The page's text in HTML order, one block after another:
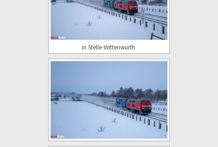
in Stelle-Wittenwurth